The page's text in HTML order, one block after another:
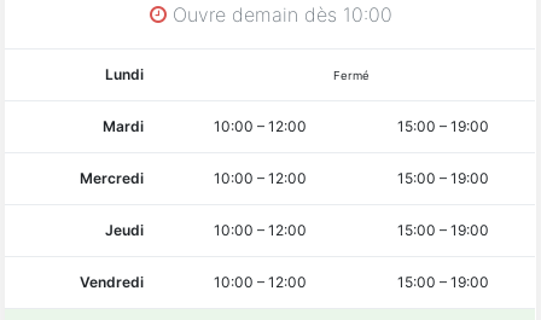
Ouvre demain dès 10:00
Lundi Fermé
Mardi 10:00 – 12:00 15:00 –19:00
Mercredi 10:00 – 12:00 15:00 –19:00
Jeudi 10:00 – 12:00 15:00 –19:00
Vendredi 10:00 – 12:00 15:00 –19:00